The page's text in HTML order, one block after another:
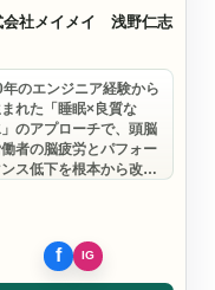
会社メイメイ 浅野仁志
年のエンジニア経験から
れた「睡眠×良質な
のアプローチで、頭脳
者の脳疲労とパフォー
ンス低下を根本から改善